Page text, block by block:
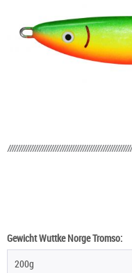
Gewicht Wuttke Norge Tromso:
200g